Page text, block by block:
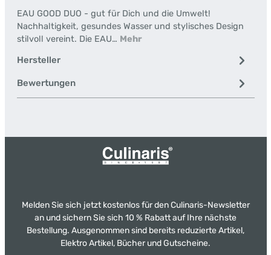
EAU GOOD DUO - gut für Dich und die Umwelt!
Nachhaltigkeit, gesundes Wasser und stylisches Design
stilvoll vereint. Die EAU… Mehr
Hersteller
Bewertungen
Melden Sie sich jetzt kostenlos für den Culinaris-Newsletter
an und sichern Sie sich 10 % Rabatt auf Ihre nächste
Bestellung. Ausgenommen sind bereits reduzierte Artikel,
Elektro Artikel, Bücher und Gutscheine.